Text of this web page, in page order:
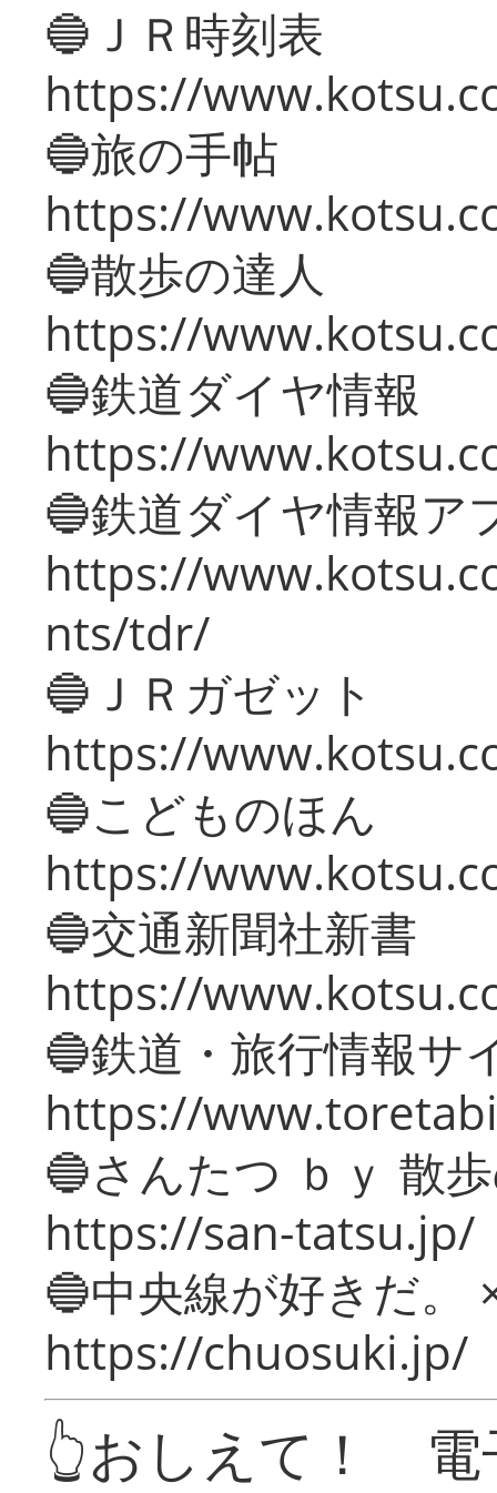
🔵ＪＲ時刻表
https://
🔵旅の手帖
https://
🔵散歩の達人
https://
🔵鉄道ダイヤ情報
https://
🔵鉄道ダイヤ情報ア
https://
nts/tdr/
🔵ＪＲガゼット
https://
🔵こどものほん
https://
🔵交通新聞社新書
https://
🔵鉄道・旅行情報サ
https://
🔵さんたつ ｂｙ 散
https://san-tatsu.jp/
🔵中央線が好きだ。
https://chuosuki.jp/
👆おしえて！ 電